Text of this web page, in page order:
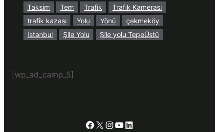
Taksim
Tem Trafik
Trafik Kamerası
trafik kazası
Yolu Yönü
çekmeköy
İstanbul
Şile Yolu Şile yolu TepeÜstü
[wp_ad_camp_5]
Facebook
X Instagram
YouTube
LinkedIn